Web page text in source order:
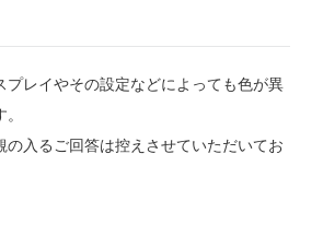
プレイやその設定などによっても色が異
の入るご回答は控えさせていただいてお